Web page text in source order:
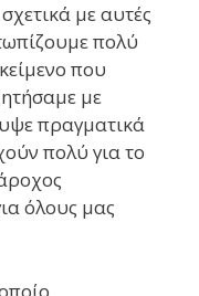
με αυτές
πολύ
που
με
πραγματικά
πολύ για το
όλους μας